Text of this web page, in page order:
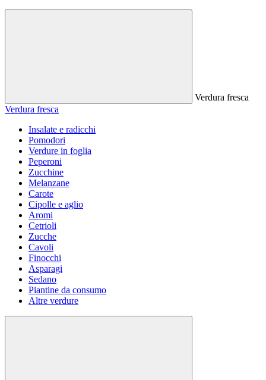
Verdura fresca
Verdura fresca
Insalate e radicchi
Pomodori
Verdure in foglia
Peperoni
Zucchine
Melanzane
Carote
Cipolle e aglio
Aromi
Cetrioli
Zucche
Cavoli
Finocchi
Asparagi
Sedano
Piantine da consumo
Altre verdure